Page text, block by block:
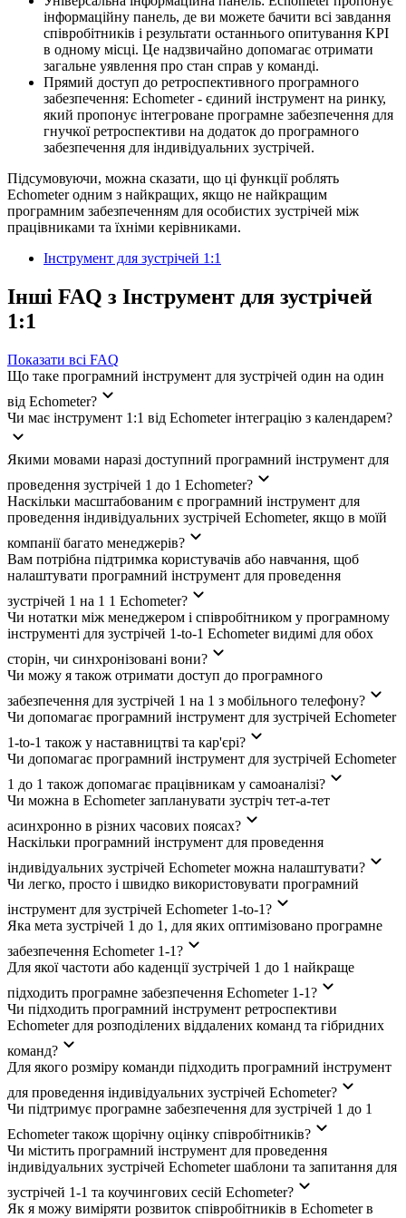
інформаційну панель, де ви можете бачити всі завдання
співробітників і результати останнього опитування KPI
в одному місці. Це надзвичайно допомагає отримати
загальне уявлення про стан справ у команді.
Прямий доступ до ретроспективного програмного
забезпечення: Echometer - єдиний інструмент на ринку,
який пропонує інтегроване програмне забезпечення для
гнучкої ретроспективи на додаток до програмного
забезпечення для індивідуальних зустрічей.
Підсумовуючи, можна сказати, що ці функції роблять
Echometer одним з найкращих, якщо не найкращим
програмним забезпеченням для особистих зустрічей між
працівниками та їхніми керівниками.
Інструмент для зустрічей 1:1
Інші FAQ з Інструмент для зустрічей
1:1
Показати всі FAQ
Що таке програмний інструмент для зустрічей один на один
від Echometer?
Чи має інструмент 1:1 від Echometer інтеграцію з календарем?
Якими мовами наразі доступний програмний інструмент для
проведення зустрічей 1 до 1 Echometer?
Наскільки масштабованим є програмний інструмент для
проведення індивідуальних зустрічей Echometer, якщо в моїй
компанії багато менеджерів?
Вам потрібна підтримка користувачів або навчання, щоб
налаштувати програмний інструмент для проведення
зустрічей 1 на 1 1 Echometer?
Чи нотатки між менеджером і співробітником у програмному
інструменті для зустрічей 1-to-1 Echometer видимі для обох
сторін, чи синхронізовані вони?
Чи можу я також отримати доступ до програмного
забезпечення для зустрічей 1 на 1 з мобільного телефону?
Чи допомагає програмний інструмент для зустрічей Echometer
1-to-1 також у наставництві та кар'єрі?
Чи допомагає програмний інструмент для зустрічей Echometer
1 до 1 також допомагає працівникам у самоаналізі?
Чи можна в Echometer запланувати зустріч тет-а-тет
асинхронно в різних часових поясах?
Наскільки програмний інструмент для проведення
індивідуальних зустрічей Echometer можна налаштувати?
Чи легко, просто і швидко використовувати програмний
інструмент для зустрічей Echometer 1-to-1?
Яка мета зустрічей 1 до 1, для яких оптимізовано програмне
забезпечення Echometer 1-1?
Для якої частоти або каденції зустрічей 1 до 1 найкраще
підходить програмне забезпечення Echometer 1-1?
Чи підходить програмний інструмент ретроспективи
Echometer для розподілених віддалених команд та гібридних
команд?
Для якого розміру команди підходить програмний інструмент
для проведення індивідуальних зустрічей Echometer?
Чи підтримує програмне забезпечення для зустрічей 1 до 1
Echometer також щорічну оцінку співробітників?
Чи містить програмний інструмент для проведення
індивідуальних зустрічей Echometer шаблони та запитання для
зустрічей 1-1 та коучингових сесій Echometer?
Як я можу виміряти розвиток співробітників в Echometer в